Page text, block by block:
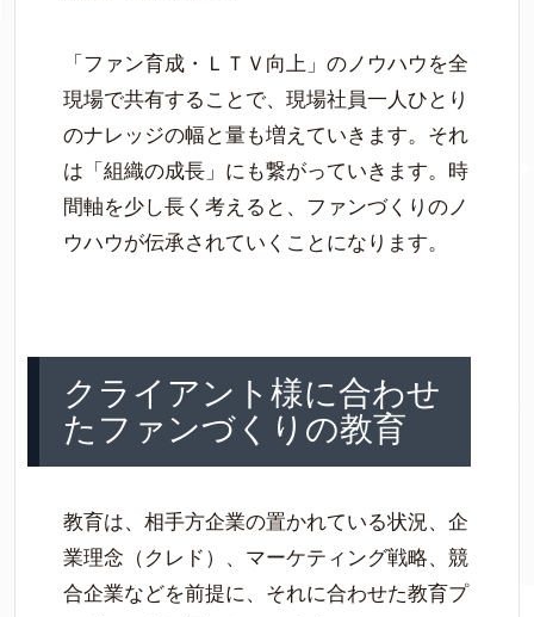
「ファン育成・ＬＴＶ向上」のノウハウを全
現場で共有することで、現場社員一人ひとり
のナレッジの幅と量も増えていきます。それ
は「組織の成長」にも繋がっていきます。時
間軸を少し長く考えると、ファンづくりのノ
ウハウが伝承されていくことになります。
クライアント様に合わせ
たファンづくりの教育
教育は、相手方企業の置かれている状況、企
業理念（クレド）、マーケティング戦略、競
合企業などを前提に、それに合わせた教育プ